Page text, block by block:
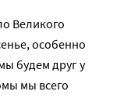
Великого
особенно
будем друг у
мы всего